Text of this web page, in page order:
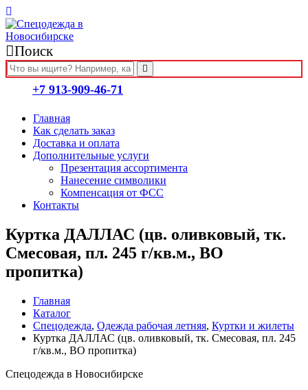
Поиск
+7 913-909-46-71
Главная
Как сделать заказ
Доставка и оплата
Дополнительные услуги
Презентация ассортимента
Нанесение символики
Компенсация от ФСС
Контакты
Куртка ДАЛЛАС (цв. оливковый, тк.
Смесовая, пл. 245 г/кв.м., ВО
пропитка)
Главная
Каталог
Спецодежда, Одежда рабочая летняя, Куртки и жилеты
Куртка ДАЛЛАС (цв. оливковый, тк. Смесовая, пл. 245
г/кв.м., ВО пропитка)
Спецодежда в Новосибирске